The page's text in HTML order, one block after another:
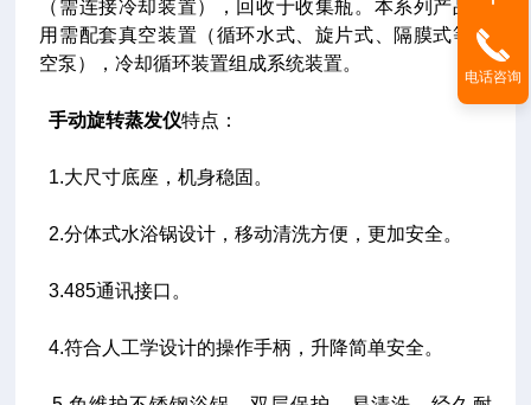
（需连接冷却装置），回收于收集瓶。本系列产品使
用需配套真空装置（循环水式、旋片式、隔膜式等真
空泵），冷却循环装置组成系统装置。
手动旋转蒸发仪特点：
1.大尺寸底座，机身稳固。
2.分体式水浴锅设计，移动清洗方便，更加安全。
3.485通讯接口。
4.符合人工学设计的操作手柄，升降简单安全。
电话咨询